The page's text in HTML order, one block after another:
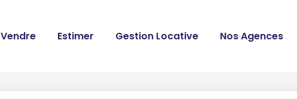
Vendre Estimer Gestion Locative Nos Agences